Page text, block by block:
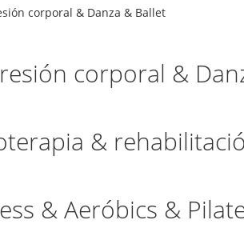
corporal &
&
& Aeróbics &